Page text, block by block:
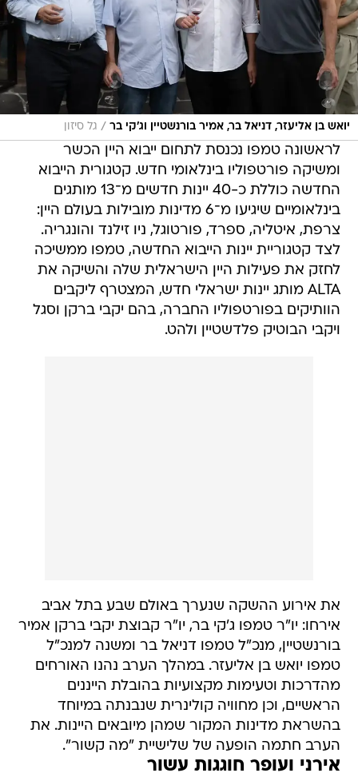
יואש בן אליעזר, דניאל בר, אמיר בורנשטיין וג'קי בר / גל סיזון
לראשונה טמפו נכנסת לתחום ייבוא היין הכשר
ומשיקה פורטפוליו בינלאומי חדש. קטגורית הייבוא
החדשה כוללת כ-40 יינות חדשים מ־13 מותגים
בינלאומיים שיגיעו מ־6 מדינות מובילות בעולם היין:
צרפת, איטליה, ספרד, פורטוגל, ניו זילנד והונגריה.
לצד קטגוריית יינות הייבוא החדשה, טמפו ממשיכה
לחזק את פעילות היין הישראלית שלה והשיקה את
ALTA מותג יינות ישראלי חדש, המצטרף ליקבים
הוותיקים בפורטפוליו החברה, בהם יקבי ברקן וסגל
ויקבי הבוטיק פלדשטיין ולהט.
את אירוע ההשקה שנערך באולם שבע בתל אביב
אירחו: יו"ר טמפו ג'קי בר, יו"ר קבוצת יקבי ברקן אמיר
בורנשטיין, מנכ"ל טמפו דניאל בר ומשנה למנכ"ל
טמפו יואש בן אליעזר. במהלך הערב נהנו האורחים
מהדרכות וטעימות מקצועיות בהובלת הייננים
הראשיים, וכן מחוויה קולינרית שנבנתה במיוחד
בהשראת מדינות המקור שמהן מיובאים היינות. את
הערב חתמה הופעה של שלישיית "מה קשור".
אירני ועופר חוגגות עשור